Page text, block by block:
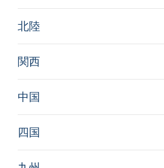
北陸
関西
中国
四国